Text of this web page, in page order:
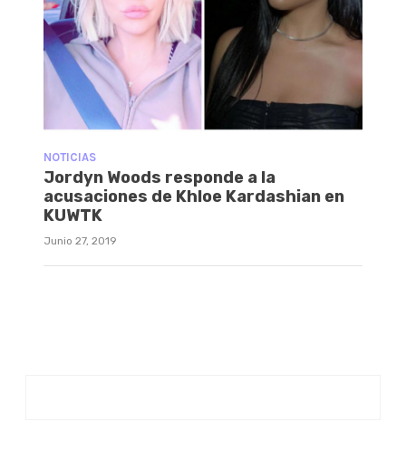
NOTICIAS
Jordyn Woods responde a la
acusaciones de Khloe Kardashian en
KUWTK
Junio 27, 2019